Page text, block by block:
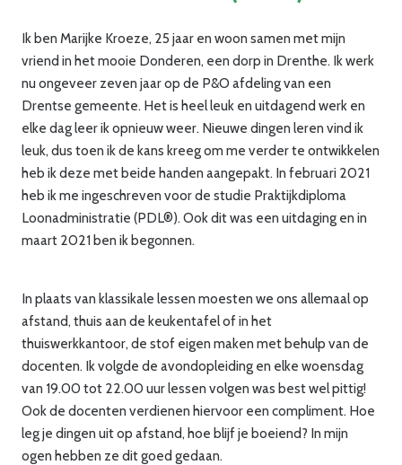
Ik ben Marijke Kroeze, 25 jaar en woon samen met mijn
vriend in het mooie Donderen, een dorp in Drenthe. Ik werk
nu ongeveer zeven jaar op de P&O afdeling van een
Drentse gemeente. Het is heel leuk en uitdagend werk en
elke dag leer ik opnieuw weer. Nieuwe dingen leren vind ik
leuk, dus toen ik de kans kreeg om me verder te ontwikkelen
heb ik deze met beide handen aangepakt. In februari 2021
heb ik me ingeschreven voor de studie Praktijkdiploma
Loonadministratie (PDL®). Ook dit was een uitdaging en in
maart 2021 ben ik begonnen.
In plaats van klassikale lessen moesten we ons allemaal op
afstand, thuis aan de keukentafel of in het
thuiswerkkantoor, de stof eigen maken met behulp van de
docenten. Ik volgde de avondopleiding en elke woensdag
van 19.00 tot 22.00 uur lessen volgen was best wel pittig!
Ook de docenten verdienen hiervoor een compliment. Hoe
leg je dingen uit op afstand, hoe blijf je boeiend? In mijn
ogen hebben ze dit goed gedaan.